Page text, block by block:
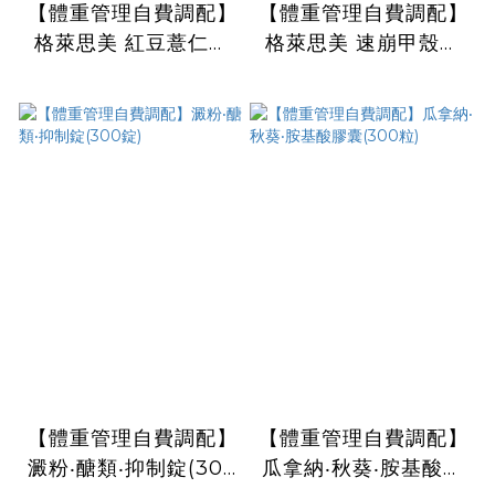
【體重管理自費調配】
格萊思美 紅豆薏仁甩
【體重管理自費調配】
格萊思美 速崩甲殼素
【體重管理自費調配】
澱粉‧醣類‧抑制錠(300
【體重管理自費調配】
瓜拿納‧秋葵‧胺基酸膠